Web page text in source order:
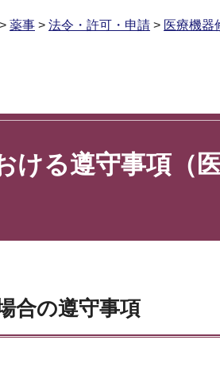
> 薬事 > 法令・許可・申請 > 医療機器
ける遵守事項（
合の遵守事項